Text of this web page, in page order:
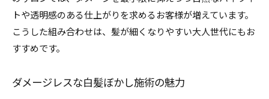
トや透明感のある仕上がりを求めるお客様が増えています。
こうした組み合わせは、髪が細くなりやすい大人世代にもお
すすめです。
ダメージレスな白髪ぼかし施術の魅力